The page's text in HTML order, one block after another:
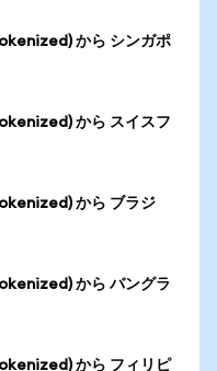
から シンガポ
から スイスフ
から ブラジ
から バングラ
から フィリピ